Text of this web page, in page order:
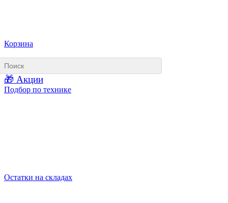
Корзина
🎁 Акции
Подбор по технике
Остатки на складах